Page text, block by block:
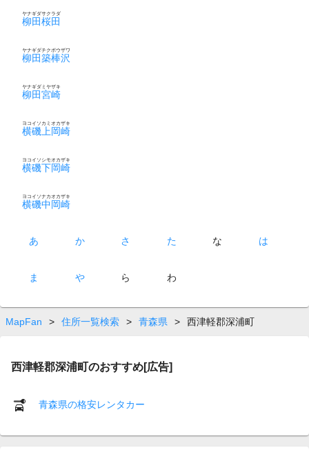
柳田桜田
ヤナギダサクラダ
柳田築棒沢
ヤナギダチクボウザワ
柳田宮崎
ヤナギダミヤザキ
横磯上岡崎
ヨコイソカミオカザキ
横磯下岡崎
ヨコイソシモオカザキ
横磯中岡崎
ヨコイソナカオカザキ
あ か さ た な は
ま や ら わ
MapFan > 住所一覧検索 > 青森県 > 西津軽郡深浦町
西津軽郡深浦町のおすすめ[広告]
青森県の格安レンタカー